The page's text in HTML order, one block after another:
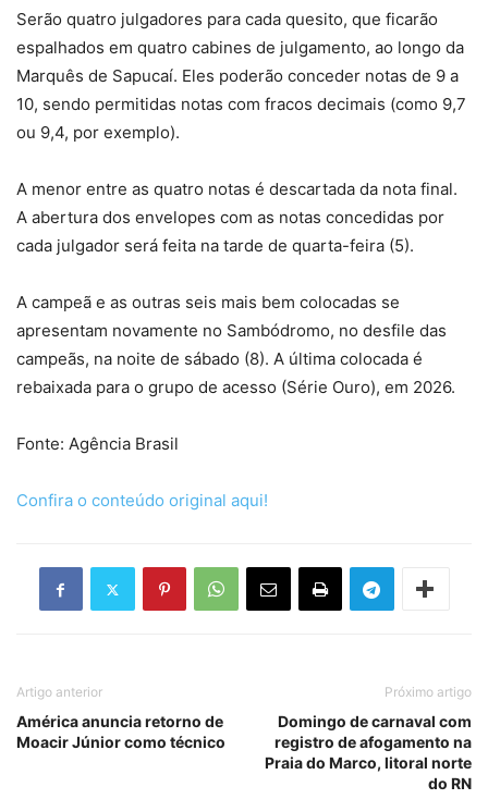
Serão quatro julgadores para cada quesito, que ficarão
espalhados em quatro cabines de julgamento, ao longo da
Marquês de Sapucaí. Eles poderão conceder notas de 9 a
10, sendo permitidas notas com fracos decimais (como 9,7
ou 9,4, por exemplo).
A menor entre as quatro notas é descartada da nota final.
A abertura dos envelopes com as notas concedidas por
cada julgador será feita na tarde de quarta-feira (5).
A campeã e as outras seis mais bem colocadas se
apresentam novamente no Sambódromo, no desfile das
campeãs, na noite de sábado (8). A última colocada é
rebaixada para o grupo de acesso (Série Ouro), em 2026.
Fonte: Agência Brasil
Confira o conteúdo original aqui!
Artigo anterior
América anuncia retorno de
Moacir Júnior como técnico
Próximo artigo
Domingo de carnaval com
registro de afogamento na
Praia do Marco, litoral norte
do RN